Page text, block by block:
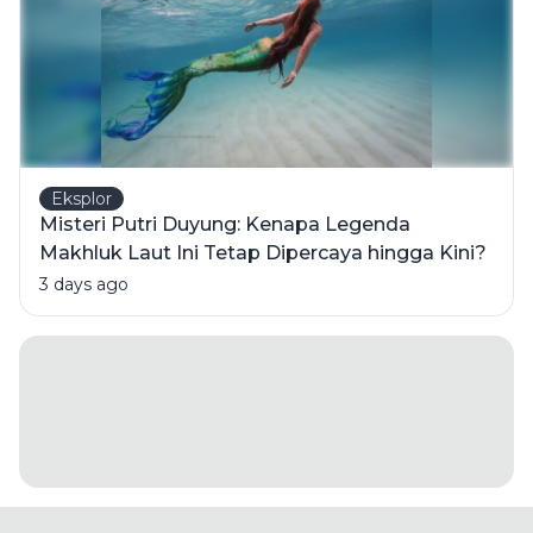
Eksplor
Misteri Putri Duyung: Kenapa Legenda
Makhluk Laut Ini Tetap Dipercaya hingga Kini?
3 days ago